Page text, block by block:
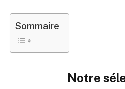
Sommaire
Notre